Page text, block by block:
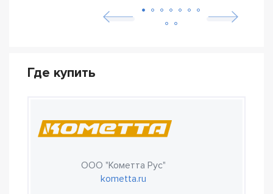
Где купить
ООО "Кометта Рус"
kometta.ru